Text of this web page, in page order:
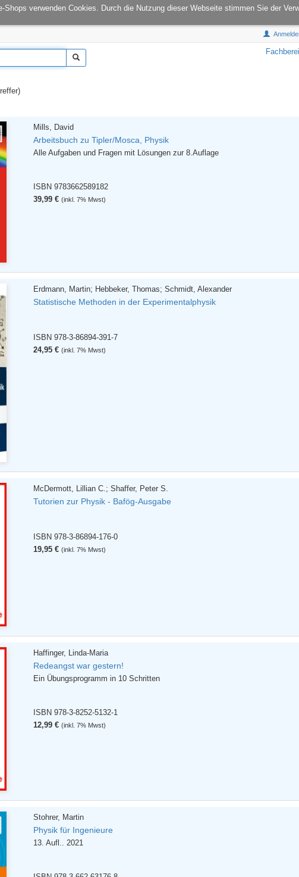
Shops verwenden Cookies. Durch die Nutzung dieser Webseite stimmen Sie der
onCampus:S1|03 E-Mail:info@tu-books.de
Mills, David
Arbeitsbuch zu Tipler/Mosca, Physik
Alle Aufgaben und Fragen mit Lösungen zur 8.Auflage
ISBN 9783662589182
39,99 € (inkl. 7% Mwst)
Erdmann, Martin; Hebbeker, Thomas; Schmidt, Alexander
Statistische Methoden in der Experimentalphysik
ISBN 978-3-86894-391-7
24,95 € (inkl. 7% Mwst)
McDermott, Lillian C.; Shaffer, Peter S.
Tutorien zur Physik - Bafög-Ausgabe
ISBN 978-3-86894-176-0
19,95 € (inkl. 7% Mwst)
Haffinger, Linda-Maria
Redeangst war gestern!
Ein Übungsprogramm in 10 Schritten
ISBN 978-3-8252-5132-1
12,99 € (inkl. 7% Mwst)
Stohrer, Martin
Physik für Ingenieure
13. Aufl.. 2021